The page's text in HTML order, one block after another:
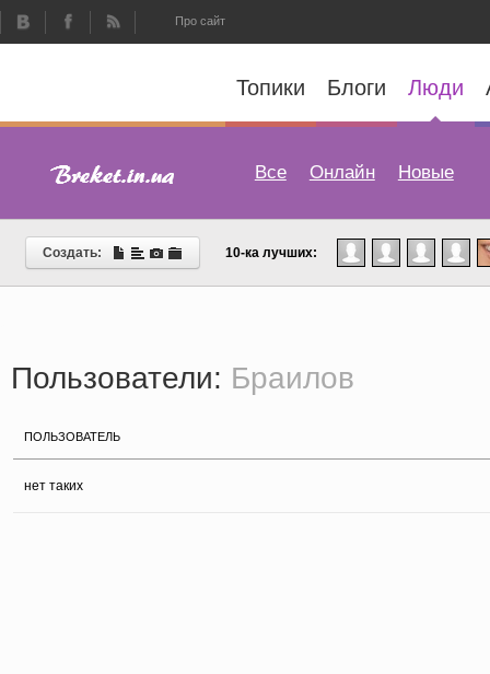
Про сайт
Топики Блоги Люди
Все Онлайн Новые
Создать: 10-ка лучших:
Пользователи: Браилов
ПОЛЬЗОВАТЕЛЬ
нет таких